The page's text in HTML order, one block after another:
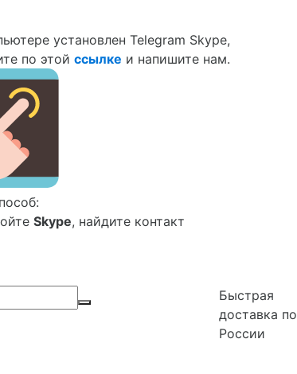
установлен Telegram Skype,
по этой ссылке и напишите нам.
Skype, найдите контакт
Быстрая
доставка по
России